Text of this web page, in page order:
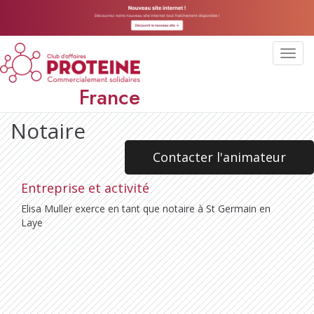
France
Notaire
Contacter l'animateur
Entreprise et activité
Elisa Muller exerce en tant que notaire à St Germain en
Laye